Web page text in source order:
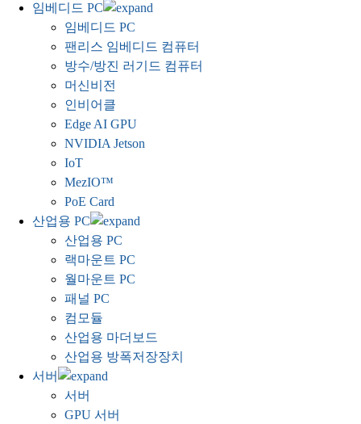
임베디드 PC
임베디드 PC
팬리스 임베디드 컴퓨터
방수/방진 러기드 컴퓨터
머신비전
인비어클
Edge AI GPU
NVIDIA Jetson
IoT
MezIO™
PoE Card
산업용 PC
산업용 PC
랙마운트 PC
월마운트 PC
패널 PC
컴모듈
산업용 마더보드
산업용 방폭저장장치
서버
서버
GPU 서버